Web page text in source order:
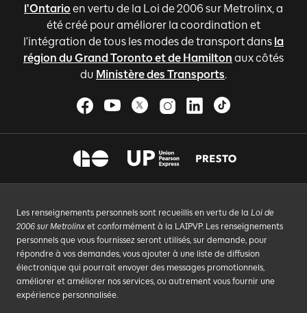
l'Ontario en vertu de la Loi de 2006 sur Metrolinx, a
été créé pour améliorer la coordination et
l'intégration de tous les modes de transport dans la
région du Grand Toronto et de Hamilton aux côtés
du Ministère des Transports.
Les renseignements personnels sont recueillis en vertu de la Loi de
2006 sur Metrolinx et conformément à la LAIPVP. Les renseignements
personnels que vous fournissez seront utilisés, sur demande, pour
répondre à vos demandes, vous ajouter à une liste de diffusion
électronique qui pourrait envoyer des messages promotionnels,
améliorer et améliorer nos services, ou autrement vous fournir une
expérience personnalisée.